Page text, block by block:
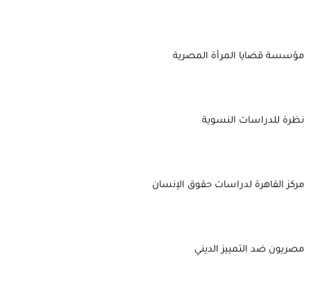
مؤسسة قضايا المرأة المصرية
نظرة للدراسات النسوية
مركز القاهرة لدراسات حقوق الإنسان
مصريون ضد التمييز الديني